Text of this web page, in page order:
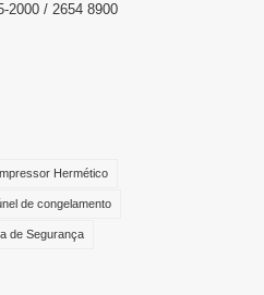
2000 / 2654 8900
Hermético
de congelamento
de Segurança